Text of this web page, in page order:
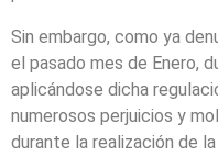
Sin embargo, como ya
el pasado mes de Enero,
aplicándose dicha
numerosos perjuicios y
durante la realización de